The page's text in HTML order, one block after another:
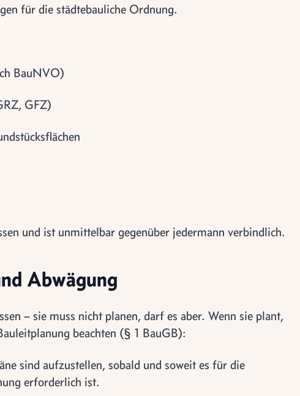
für die städtebauliche Ordnung.
BauNVO)
GFZ)
und ist unmittelbar gegenüber jedermann verbindlich.
Abwägung
– sie muss nicht planen, darf es aber. Wenn sie plant,
beachten (§ 1 BauGB):
sind aufzustellen, sobald und soweit es für die
erforderlich ist.